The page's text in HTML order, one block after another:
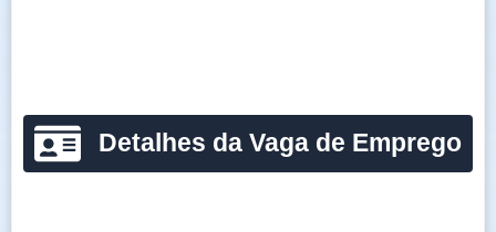
Detalhes da Vaga de Emprego